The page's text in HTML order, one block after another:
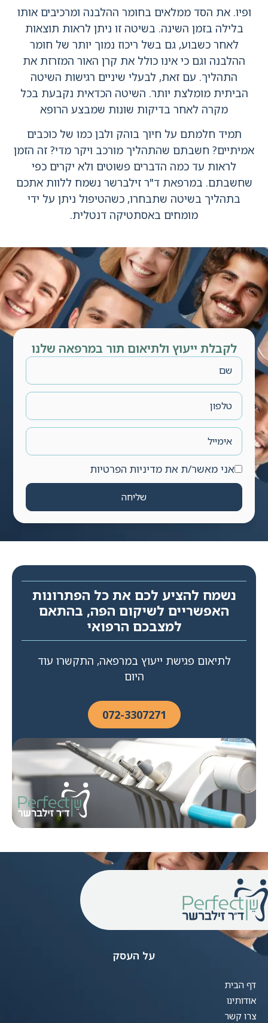
ופיו. את הסד ממלאים בחומר ההלבנה ומרכיבים אותו
בלילה בזמן השינה. בשיטה זו ניתן לראות תוצאות
לאחר כשבוע, גם בשל ריכוז נמוך יותר של חומר
ההלבנה וגם כי אינו כולל את קרן האור המזרזת את
התהליך. עם זאת, לבעלי שיניים רגישות השיטה
הביתית מומלצת יותר. השיטה הכדאית נקבעת בכל
מקרה לאחר בדיקות שונות שמבצע הרופא
תמיד חלמתם על חיוך בוהק ולבן כמו של כוכבים
אמיתיים? חשבתם שהתהליך מורכב ויקר מדי? זה הזמן
לראות עד כמה הדברים פשוטים ולא יקרים כפי
שחשבתם. במרפאת ד"ר זילברשר נשמח ללוות אתכם
בתהליך בשיטה שתבחרו, כשהטיפול ניתן על ידי
מומחים באסתטיקה דנטלית.
לקבלת ייעוץ ולתיאום תור במרפאה שלנו
אני מאשר/ת את מדיניות הפרטיות
שליחה
נשמח להציע לכם את כל הפתרונות
האפשריים לשיקום הפה, בהתאם
למצבכם הרפואי
לתיאום פגישת ייעוץ במרפאה, התקשרו עוד
היום
072-3307271
על העסק
דף הבית
אודותינו
צרו קשר